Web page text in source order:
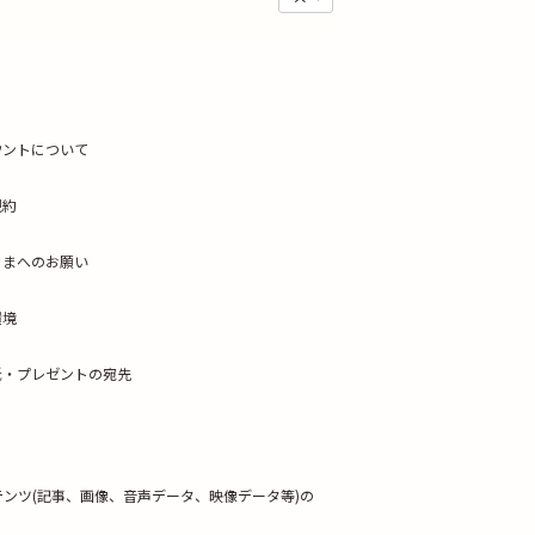
トについて
へのお願い
プレゼントの宛先
ツ(記事、画像、音声データ、映像データ等)の